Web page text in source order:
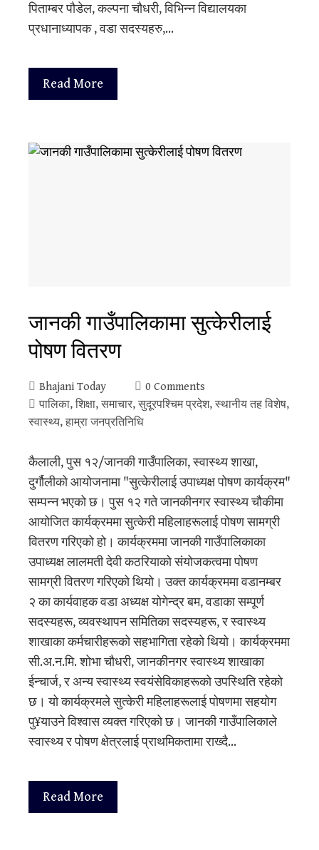
पिताम्बर पौडेल, कल्पना चौधरी, विभिन्न विद्यालयका
प्रधानाध्यापक , वडा सदस्यहरु,…
Read More
जानकी गाउँपालिकामा सुत्केरीलाई
पोषण वितरण
Bhajani Today
0 Comments
पालिका, शिक्षा, समाचार, सुदूरपश्‍चिम प्रदेश, स्थानीय तह विशेष,
स्वास्थ्य, हाम्रा जनप्रतिनिधि
कैलाली, पुस १२/जानकी गाउँपालिका, स्वास्थ्य शाखा,
दुर्गौलीको आयोजनामा "सुत्केरीलाई उपाध्यक्ष पोषण कार्यक्रम"
सम्पन्न भएको छ। पुस १२ गते जानकीनगर स्वास्थ्य चौकीमा
आयोजित कार्यक्रममा सुत्केरी महिलाहरूलाई पोषण सामग्री
वितरण गरिएको हो। कार्यक्रममा जानकी गाउँपालिकाका
उपाध्यक्ष लालमती देवी कठरियाको संयोजकत्वमा पोषण
सामग्री वितरण गरिएको थियो। उक्त कार्यक्रममा वडानम्बर
२ का कार्यवाहक वडा अध्यक्ष योगेन्द्र बम, वडाका सम्पूर्ण
सदस्यहरू, व्यवस्थापन समितिका सदस्यहरू, र स्वास्थ्य
शाखाका कर्मचारीहरूको सहभागिता रहेको थियो। कार्यक्रममा
सी.अ.न.मि. शोभा चौधरी, जानकीनगर स्वास्थ्य शाखाका
ईन्चार्ज, र अन्य स्वास्थ्य स्वयंसेविकाहरूको उपस्थिति रहेको
छ। यो कार्यक्रमले सुत्केरी महिलाहरूलाई पोषणमा सहयोग
पु¥याउने विश्वास व्यक्त गरिएको छ। जानकी गाउँपालिकाले
स्वास्थ्य र पोषण क्षेत्रलाई प्राथमिकतामा राख्दै…
Read More